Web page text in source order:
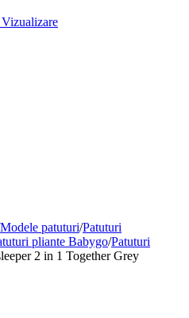
Vizualizare
Modele patuturi/Patuturi
pliante Babygo/Patuturi
2 in 1 Together Grey